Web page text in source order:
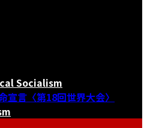
Socialism
宣言〈第18回世界大会〉